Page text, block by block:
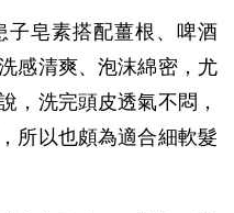
子皂素搭配薑根、啤酒
感清爽、泡沫綿密，尤
，洗完頭皮透氣不悶，
所以也頗為適合細軟髮